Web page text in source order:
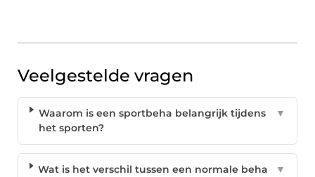
Veelgestelde vragen
Waarom is een sportbeha belangrijk tijdens
het sporten?
▼
Wat is het verschil tussen een normale beha
▼